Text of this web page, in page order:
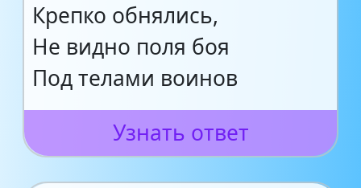
Крепко обнялись,
Не видно поля боя
Под телами воинов
Узнать ответ